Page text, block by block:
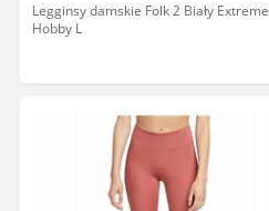
Legginsy damskie Folk 2 Biały Extreme
Hobby L